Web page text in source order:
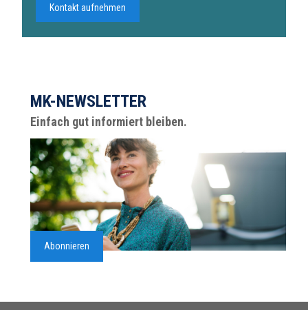
Kontakt aufnehmen
MK-NEWSLETTER
Einfach gut informiert bleiben.
Abonnieren